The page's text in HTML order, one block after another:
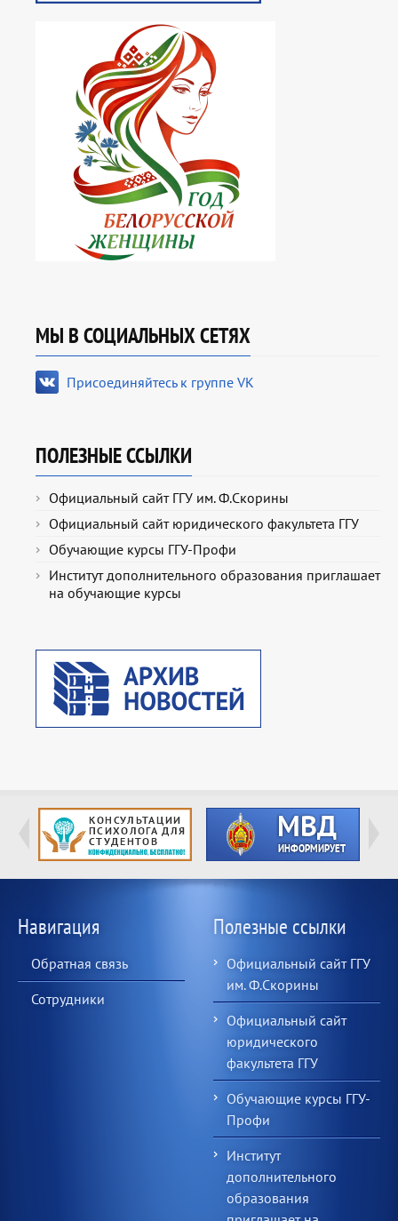
МЫ В СОЦИАЛЬНЫХ СЕТЯХ
Присоединяйтесь к группе VK
ПОЛЕЗНЫЕ ССЫЛКИ
Официальный сайт ГГУ им. Ф.Скорины
Официальный сайт юридического факультета ГГУ
Обучающие курсы ГГУ-Профи
Институт дополнительного образования приглашает
на обучающие курсы
Навигация
Обратная связь
Сотрудники
Полезные ссылки
Официальный сайт ГГУ
им. Ф.Скорины
Официальный сайт
юридического
факультета ГГУ
Обучающие курсы ГГУ-
Профи
Институт
дополнительного
образования